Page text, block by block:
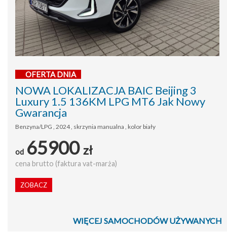
OFERTA DNIA
NOWA LOKALIZACJA BAIC Beijing 3
Luxury 1.5 136KM LPG MT6 Jak Nowy
Gwarancja
Benzyna/LPG , 2024 , skrzynia manualna , kolor biały
od 65900 zł
cena brutto (faktura vat-marża)
ZOBACZ
WIĘCEJ SAMOCHODÓW UŻYWANYCH